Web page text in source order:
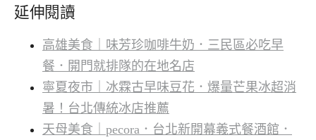
延伸閱讀
高雄美食｜味芳珍咖啡牛奶．三民區必吃早
餐．開門就排隊的在地名店
寧夏夜市｜冰霖古早味豆花．爆量芒果冰超消
暑！台北傳統冰店推薦
天母美食｜pecora．台北新開幕義式餐酒館．